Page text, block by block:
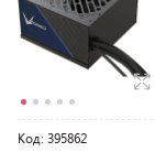
Код: 395862